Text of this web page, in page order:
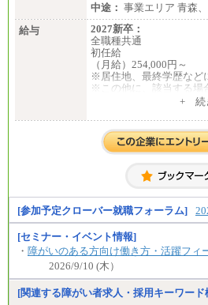
中途： 事業エリア 青森
給与
2027新卒：
全職種共通
初任給
（月給）254,000円～
※居住地、最終学歴など
※この他に、該当する場
中途：
全職種共通
※居住地、年齢により異
※この他に、該当する場
す。
※試用期間中も給与に変
+ 続
[参加予定クローバー就職フォーラム]
[セミナー・イベント情報]
・ 障がいのある方向け働き方・活躍フィ
2026/9/10 (木）
[関連する障がい者求人・採用キーワード